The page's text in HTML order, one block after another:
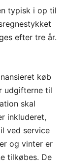
typisk i op til
efter tre år.
køb
udgifterne til
skal
inkluderet,
ved service
og vinter er
tilkøbes. De